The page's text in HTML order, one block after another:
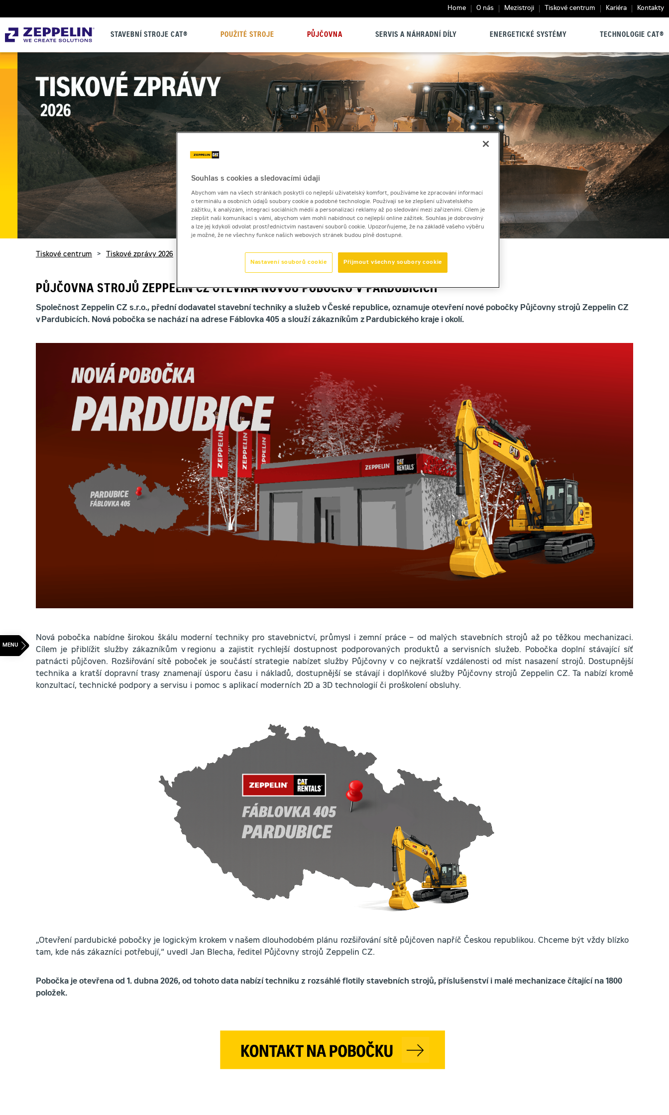
Home O nás Mezistroji Tiskové centrum Kariéra Kontakty
STAVEBNÍ STROJE CAT® POUŽITÉ STROJE PŮJČOVNA SERVIS A NÁHRADNÍ DÍLY ENERGETICKÉ SYSTÉMY TECHNOLOGIE CAT®
You are here:
Tiskové centrum Tiskové zprávy 2026 Pobočka Pardubice
PŮJČOVNA STROJŮ ZEPPELIN CZ OTEVÍRÁ NOVOU POBOČKU V PARDUBICÍCH
Společnost Zeppelin CZ s.r.o., přední dodavatel stavební techniky a služeb v České republice, oznamuje otevření nové pobočky Půjčovny strojů Zeppelin CZ
v Pardubicích. Nová pobočka se nachází na adrese Fáblovka 405 a slouží zákazníkům z Pardubického kraje i okolí.
Nová pobočka nabídne širokou škálu moderní techniky pro stavebnictví, průmysl i zemní práce – od malých stavebních strojů až po těžkou mechanizaci.
Cílem je přiblížit služby zákazníkům v regionu a zajistit rychlejší dostupnost podporovaných produktů a servisních služeb. Pobočka doplní stávající síť
patnácti půjčoven. Rozšiřování sítě poboček je součástí strategie nabízet služby Půjčovny v co nejkratší vzdálenosti od míst nasazení strojů. Dostupnější
technika a kratší dopravní trasy znamenají úsporu času i nákladů, dostupnější se stávají i doplňkové služby Půjčovny strojů Zeppelin CZ. Ta nabízí kromě
konzultací, technické podpory a servisu i pomoc s aplikací moderních 2D a 3D technologií či proškolení obsluhy.
„Otevření pardubické pobočky je logickým krokem v našem dlouhodobém plánu rozšiřování sítě půjčoven napříč Českou republikou. Chceme být vždy blízko
tam, kde nás zákazníci potřebují,“ uvedl Jan Blecha, ředitel Půjčovny strojů Zeppelin CZ.
Pobočka je otevřena od 1. dubna 2026, od tohoto data nabízí techniku z rozsáhlé flotily stavebních strojů, příslušenství i malé mechanizace čítající na 1800
položek.
Souhlas s cookies a sledovacími údaji
Abychom vám na všech stránkách poskytli co nejlepší uživatelský komfort, používáme ke zpracování informací
o terminálu a osobních údajů soubory cookie a podobné technologie. Používají se ke zlepšení uživatelského
zážitku, k analýzám, integraci sociálních médií a personalizaci reklamy až po sledování mezi zařízeními. Cílem je
zlepšit naši komunikaci s vámi, abychom vám mohli nabídnout co nejlepší online zážitek. Souhlas je dobrovolný
a lze jej kdykoli odvolat prostřednictvím nastavení souborů cookie. Upozorňujeme, že na základě vašeho výběru
je možné, že ne všechny funkce našich webových stránek budou plně dostupné.
Přijmout všechny soubory cookie
Nastavení souborů cookie